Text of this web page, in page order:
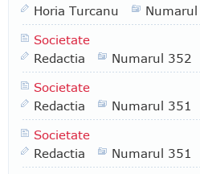
Horia Turcanu
Societate
Redactia
Numarul 352
Societate
Redactia
Numarul 351
Societate
Redactia
Numarul 351